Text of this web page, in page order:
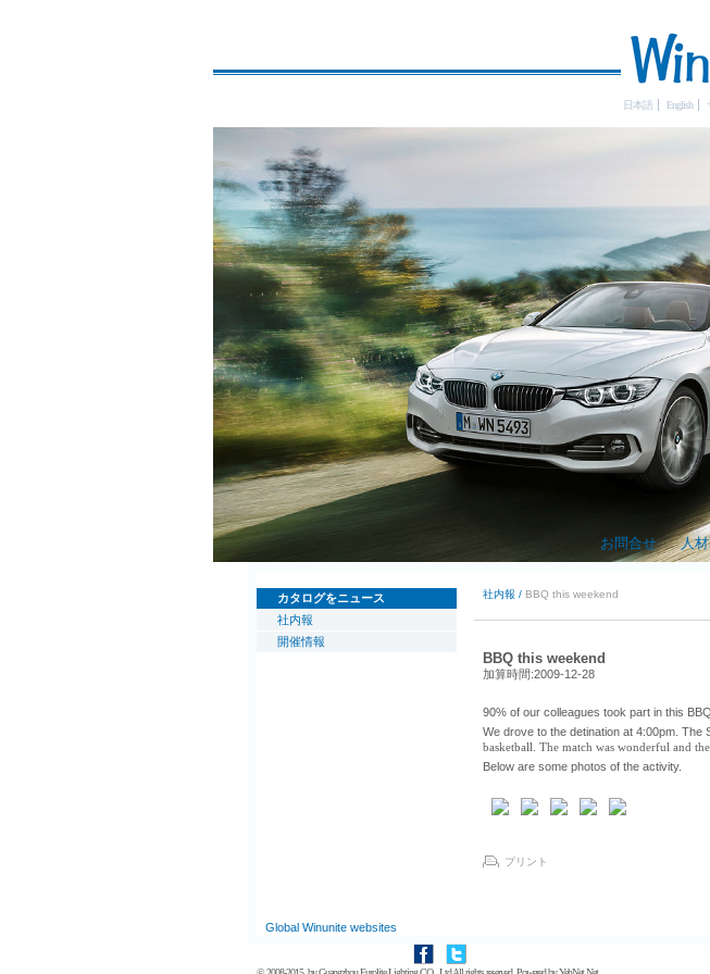
日本語 English
人
お問合せ
カタログをニュース
社内報
開催情報
社内報 / BBQ this weekend
BBQ this weekend
加算時間:2009-12-28
90% of our colleagues took part in this
We drove to the detination at 4:00pm. The
basketball. The match was wonderful and
Below are some photos of the activity.
プリント
Global Winunite websites